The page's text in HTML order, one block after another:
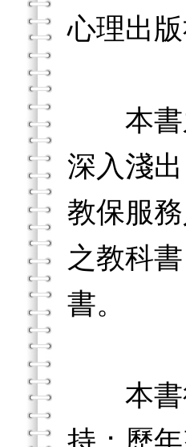
心理出
本書之
深入淺
教保服
之教科
書。
本書得